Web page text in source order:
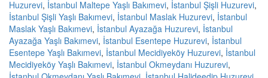
Huzurevi, İstanbul Maltepe Yaşlı Bakımevi, İstanbul Şişli Huzurevi,
İstanbul Şişli Yaşlı Bakımevi, İstanbul Maslak Huzurevi, İstanbul
Maslak Yaşlı Bakımevi, İstanbul Ayazağa Huzurevi, İstanbul
Ayazağa Yaşlı Bakımevi, İstanbul Esentepe Huzurevi, İstanbul
Esentepe Yaşlı Bakımevi, İstanbul Mecidiyeköy Huzurevi, İstanbul
Mecidiyeköy Yaşlı Bakımevi, İstanbul Okmeydanı Huzurevi,